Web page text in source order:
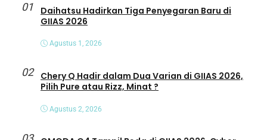
01
Daihatsu Hadirkan Tiga Penyegaran Baru di
GIIAS 2026
Agustus 1, 2026
02
Chery Q Hadir dalam Dua Varian di GIIAS 2026,
Pilih Pure atau Rizz, Minat ?
Agustus 2, 2026